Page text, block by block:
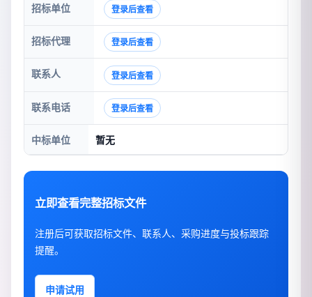
招标单位 登录后查看
招标代理 登录后查看
联系人 登录后查看
联系电话 登录后查看
中标单位 暂无
立即查看完整招标文件
注册后可获取招标文件、联系人、采购进度与投标跟踪
提醒。
申请试用